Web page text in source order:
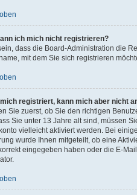
ich mich nicht registrieren?
dass die Board-Administration die
mit dem Sie sich registrieren
registriert, kann mich aber nicht
Sie zuerst, ob Sie den richtigen
Sie unter 13 Jahre alt sind, müssen
vielleicht aktiviert werden. Bei
wurde Ihnen mitgeteilt, ob eine
eingegeben haben oder die E-